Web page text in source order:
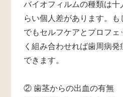
バイオフィルムの種類は十
らい個人差があります。も
でもセルフケアとプロフェ
く組み合わせれば歯周病
できます。
② 歯茎からの出血の有無